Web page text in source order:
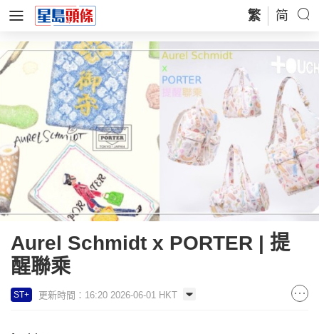
繁 简
Aurel Schmidt ⁡x PORTER | 提
醒聯乘
ST+ 更新時間：16:20 2026-06-01 HKT